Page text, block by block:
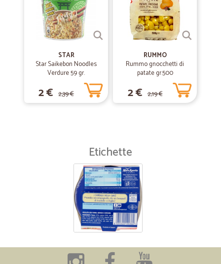
STAR
Star Saikebon Noodles
Verdure 59 gr.
2 € 2,39 €
RUMMO
Rummo gnocchetti di
patate gr.500
2 € 2,19 €
Etichette